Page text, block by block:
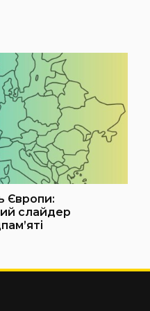
Європи:
слайдер